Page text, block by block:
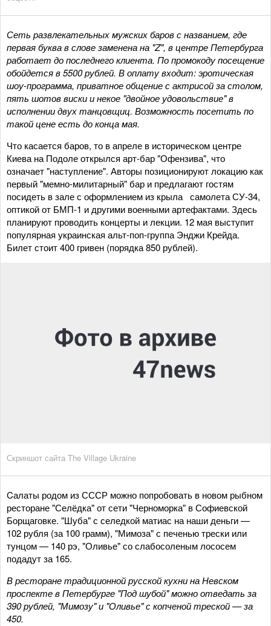
Сеть развлекательных мужских баров с названием, где
первая буква в слове заменена на "Z", в центре Петербурга
работает до последнего клиента. По промокоду посещение
обойдется в 5500 рублей. В оплату входит: эротическая
шоу-программа, приватное общение с актрисой за столом,
пять шотов виски и некое "двойное удовольствие" в
исполнении двух танцовщиц. Возможность посетить по
такой цене есть до конца мая.
Что касается баров, то в апреле в историческом центре
Киева на Подоле открылся арт-бар "Офензива", что
означает "наступление". Авторы позиционируют локацию как
первый "мемно-милитарный" бар и предлагают гостям
посидеть в зале с оформлением из крыла самолета СУ-34,
оптикой от БМП-1 и другими военными артефактами. Здесь
планируют проводить концерты и лекции. 12 мая выступит
популярная украинская альт-поп-группа Энджи Крейда.
Билет стоит 400 гривен (порядка 850 рублей).
Скриншот сайта The Village Ukraine
Cалаты родом из СССР можно попробовать в новом рыбном
ресторане "Селёдка" от сети "Черноморка" в Софиевской
Борщаговке. "Шуба" с селедкой матиас на наши деньги —
102 рубля (за 100 грамм), "Мимоза" с печенью трески или
тунцом — 140 рэ, "Оливье" со слабосоленым лососем
подадут за 165.
В ресторане традиционной русской кухни на Невском
проспекте в Петербурге "Под шубой" можно отведать за
390 рублей, "Мимозу" и "Оливье" с копченой треской — за
450.